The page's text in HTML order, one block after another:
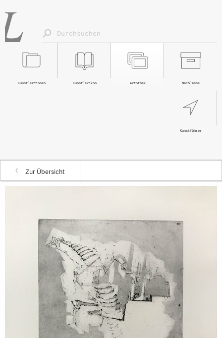
Nachlässe
Artothek
Kunstlexikon
Künstler*innen
Kunstführer
Zur Übersicht